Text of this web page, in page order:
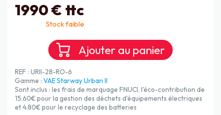
1990€ ttc
Stock faible
REF : URII-28-RO-6
Gamme : VAE Starway Urban II
Sont inclus : les frais de marquage FNUCI, l'éco-contribution de
15.60€ pour la gestion des déchets d'équipements électriques
et 4.80€ pour le recyclage des batteries